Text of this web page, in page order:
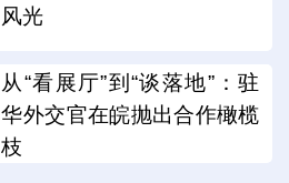
风光
从“看展厅”到“谈落地”：驻
华外交官在皖抛出合作橄榄
枝